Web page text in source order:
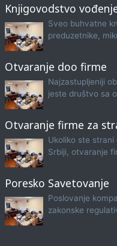
Knjigovodstvo
Sveo buhvatne
preduzetnike,
Otvaranje doo firme
Najzastupljeniji
jeste društvo sa
Otvaranje firme za
Ukoliko ste
Srbiji, otvaranje
Poresko Savetovanje
Poslovanje
zakonske